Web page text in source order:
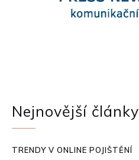
Nejnovější články
TRENDY V ONLINE POJIŠTĚNÍ